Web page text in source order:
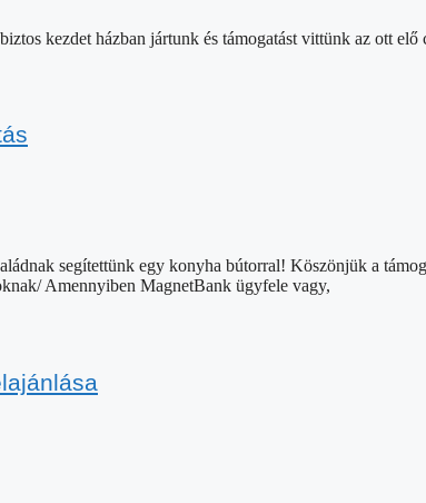
kezdet házban jártunk és támogatást vittünk az ott
segítettünk egy konyha bútorral! Köszönjük a
Amennyiben MagnetBank ügyfele vagy,